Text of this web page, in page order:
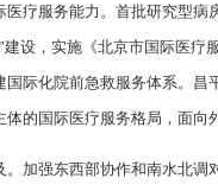
疗服务能力。首批研究型
设，实施《北京市国际医
际化院前急救服务体系。
的国际医疗服务格局，面
加强东西部协作和南水北